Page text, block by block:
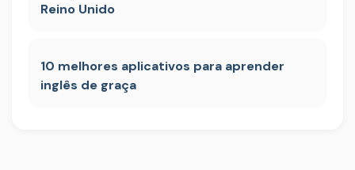
Reino Unido
10 melhores aplicativos para aprender
inglês de graça